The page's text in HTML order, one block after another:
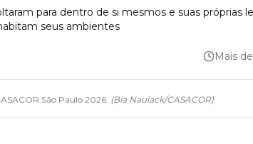
para dentro de si mesmos e suas próprias
seus ambientes
Mais
São Paulo 2026. (Bia Nauiack/CASACOR)